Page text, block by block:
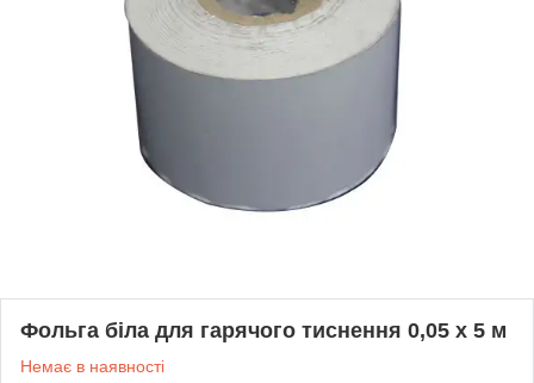
Фольга біла для гарячого тиснення 0,05 х 5 м
Немає в наявності